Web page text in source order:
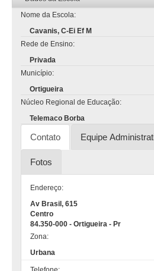
Nome da Escola:
Cavanis, C-Ei Ef M
Rede de Ensino:
Privada
Município:
Ortigueira
Núcleo Regional de Educação:
Telemaco Borba
Contato Equipe
Fotos
Endereço:
Av Brasil, 615
Centro
84.350-000 - Ortigueira - Pr
Zona:
Urbana